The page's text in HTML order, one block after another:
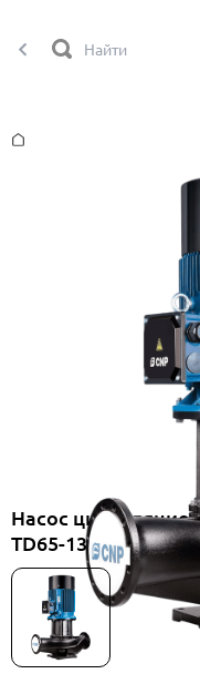
Насос
TD65-13.5/2SWHCJ